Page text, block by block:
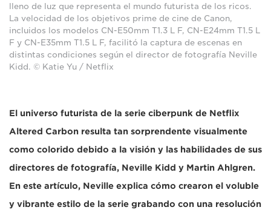
lleno de luz que representa el mundo futurista de los ricos.
La velocidad de los objetivos prime de cine de Canon,
incluidos los modelos CN-E50mm T1.3 L F, CN-E24mm T1.5 L
F y CN-E35mm T1.5 L F, facilitó la captura de escenas en
distintas condiciones según el director de fotografía Neville
Kidd. © Katie Yu / Netflix
El universo futurista de la serie ciberpunk de Netflix
Altered Carbon resulta tan sorprendente visualmente
como colorido debido a la visión y las habilidades de sus
directores de fotografía, Neville Kidd y Martin Ahlgren.
En este artículo, Neville explica cómo crearon el voluble
y vibrante estilo de la serie grabando con una resolución